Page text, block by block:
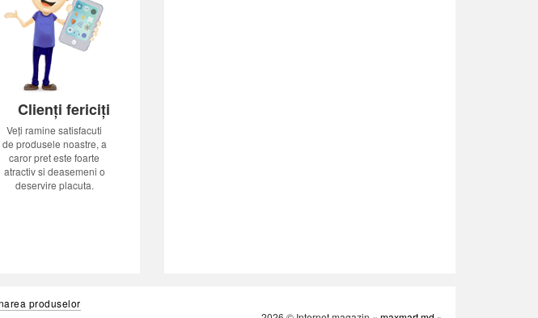
Clienți fericiți
Veți ramine satisfacuti
de produsele noastre, a
caror pret este foarte
atractiv si deasemeni o
deservire placuta.
produselor